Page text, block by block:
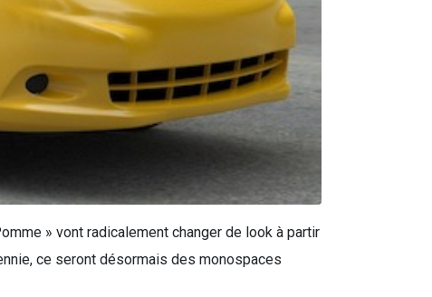
» vont radicalement changer de look à partir
ce seront désormais des monospaces